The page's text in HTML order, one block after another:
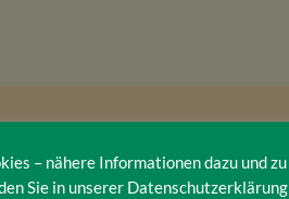
– nähere Informationen dazu und zu
Sie in unserer Datenschutzerklärung